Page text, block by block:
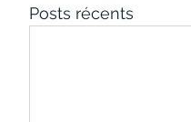
Posts récents